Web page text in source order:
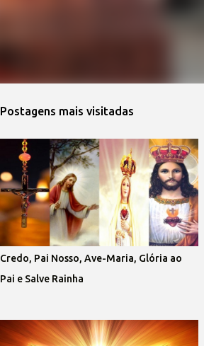
Postagens mais visitadas
Credo, Pai Nosso, Ave-Maria, Glória ao
Pai e Salve Rainha